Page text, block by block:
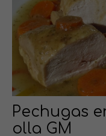
Pechugas
olla GM